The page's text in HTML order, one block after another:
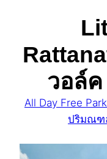
วอล์ค
All Day Free
ปริมณฑ